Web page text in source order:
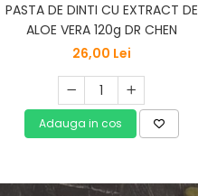
PASTA DE DINTI CU EXTRACT DE
ALOE VERA 120g DR CHEN
26,00 Lei
Adauga in cos